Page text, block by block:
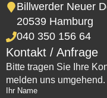
Billwerder Neuer
20539 Hamburg
040 350 156 64
Kontakt / Anfrage
Bitte tragen Sie Ihre
melden uns umgehend.
Ihr Name